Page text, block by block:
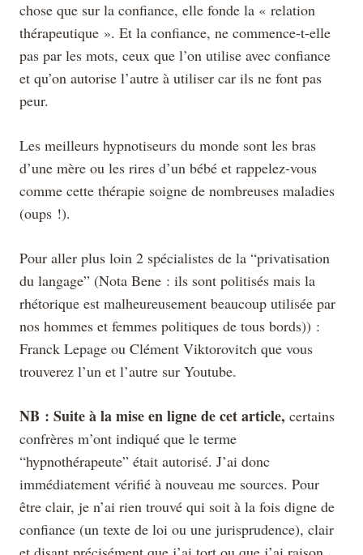
chose que sur la confiance, elle fonde la « relation
thérapeutique ». Et la confiance, ne commence-t-elle
pas par les mots, ceux que l’on utilise avec confiance
et qu’on autorise l’autre à utiliser car ils ne font pas
peur.
Les meilleurs hypnotiseurs du monde sont les bras
d’une mère ou les rires d’un bébé et rappelez-vous
comme cette thérapie soigne de nombreuses maladies
(oups !).
Pour aller plus loin 2 spécialistes de la “privatisation
du langage” (Nota Bene : ils sont politisés mais la
rhétorique est malheureusement beaucoup utilisée par
nos hommes et femmes politiques de tous bords)) :
Franck Lepage ou Clément Viktorovitch que vous
trouverez l’un et l’autre sur Youtube.
NB : Suite à la mise en ligne de cet article, certains
confrères m’ont indiqué que le terme
“hypnothérapeute” était autorisé. J’ai donc
immédiatement vérifié à nouveau me sources. Pour
être clair, je n’ai rien trouvé qui soit à la fois digne de
confiance (un texte de loi ou une jurisprudence), clair